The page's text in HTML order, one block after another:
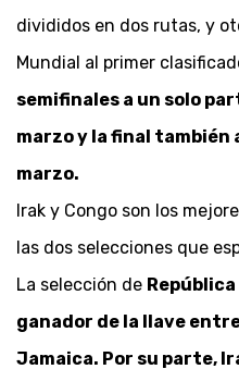
divididos en dos rutas, y
Mundial al primer
semifinales a un solo
marzo y la final también
marzo.
Irak y Congo son los
las dos selecciones que
La selección de
ganador de la llave
Jamaica. Por su parte,